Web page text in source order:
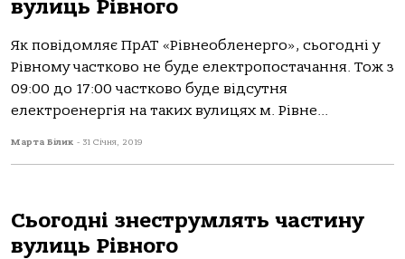
вулиць Рівного
Як повідомляє ПрАТ «Рівнеобленерго», сьогодні у
Рівному частково не буде електропостачання. Тож з
09:00 до 17:00 частково буде відсутня
електроенергія на таких вулицях м. Рівне...
Марта Білик - 31 Січня, 2019
Сьогодні знеструмлять частину
вулиць Рівного